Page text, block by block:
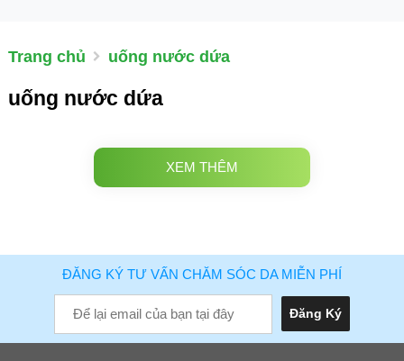
Trang chủ uống nước dứa
uống nước dứa
XEM THÊM
ĐĂNG KÝ TƯ VẤN CHĂM SÓC DA MIỄN PHÍ